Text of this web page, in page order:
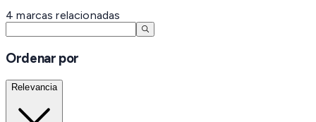
4 marcas relacionadas
Ordenar por
Relevancia